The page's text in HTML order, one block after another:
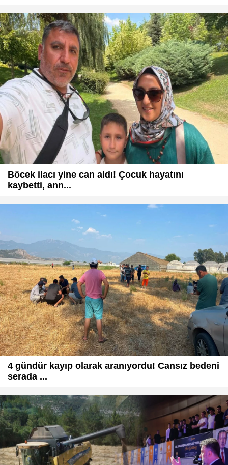
Böcek ilacı yine can aldı! Çocuk hayatını
kaybetti, ann...
4 gündür kayıp olarak aranıyordu! Cansız bedeni
serada ...